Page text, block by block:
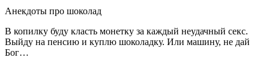
Анекдоты про шоколад
В копилку буду класть монетку за каждый неудачный секс.
Выйду на пенсию и куплю шоколадку. Или машину, не дай
Бог…